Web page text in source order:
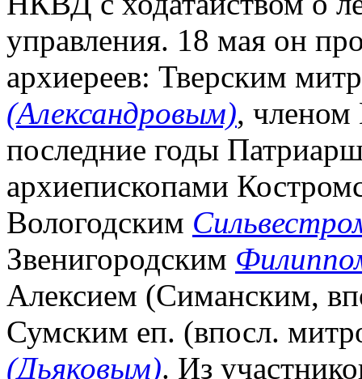
управления. 18 мая он
архиереев: Тверским
(Александровым), членом
последние годы
архиепископами
Вологодским
Звенигородским
Алексием (Симанским,
Сумским еп. (впосл.
(Дьяковым). Из